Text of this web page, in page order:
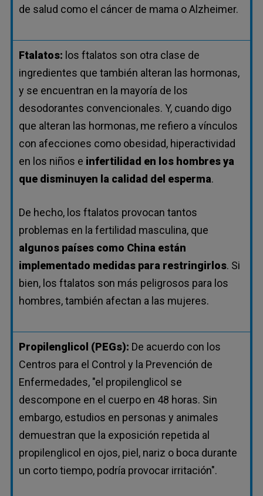
de salud como el cáncer de mama o Alzheimer.
Ftalatos: los ftalatos son otra clase de
ingredientes que también alteran las hormonas,
y se encuentran en la mayoría de los
desodorantes convencionales. Y, cuando digo
que alteran las hormonas, me refiero a vínculos
con afecciones como obesidad, hiperactividad
en los niños e infertilidad en los hombres ya
que disminuyen la calidad del esperma.
De hecho, los ftalatos provocan tantos
problemas en la fertilidad masculina, que
algunos países como China están
implementado medidas para restringirlos. Si
bien, los ftalatos son más peligrosos para los
hombres, también afectan a las mujeres.
Propilenglicol (PEGs): De acuerdo con los
Centros para el Control y la Prevención de
Enfermedades, "el propilenglicol se
descompone en el cuerpo en 48 horas. Sin
embargo, estudios en personas y animales
demuestran que la exposición repetida al
propilenglicol en ojos, piel, nariz o boca durante
un corto tiempo, podría provocar irritación".